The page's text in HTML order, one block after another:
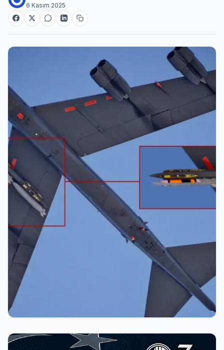
6 Kasım 2025